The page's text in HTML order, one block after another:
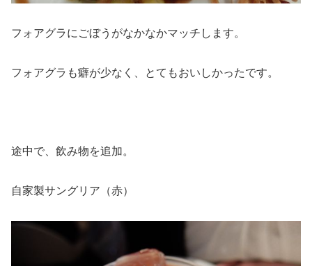
フォアグラにごぼうがなかなかマッチします。
フォアグラも癖が少なく、とてもおいしかったです。
途中で、飲み物を追加。
自家製サングリア（赤）